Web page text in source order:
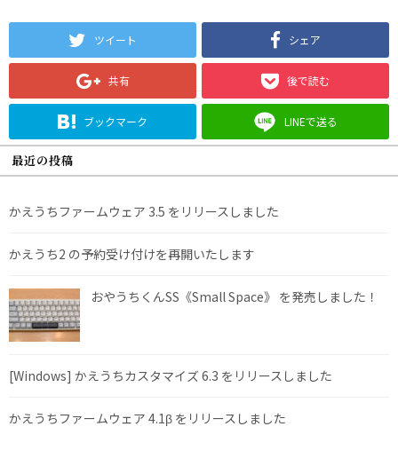
ツイート シェア
共有 後で読む
ブックマーク LINEで送る
最近の投稿
かえうちファームウェア 3.5 をリリースしました
かえうち2 の予約受け付けを再開いたします
おやうちくんSS《Small Space》 を発売しました！
[Windows] かえうちカスタマイズ 6.3 をリリースしました
かえうちファームウェア 4.1β をリリースしました